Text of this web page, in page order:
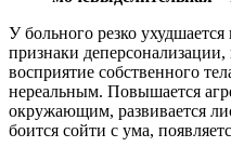
У больного резко
признаки
восприятие собственного
нереальным. Повышается
окружающим, развивается
боится сойти с ума,